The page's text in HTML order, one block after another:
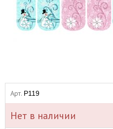
Арт. P119
Нет в наличии